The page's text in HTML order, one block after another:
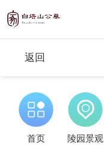
返回
首页 陵园景观